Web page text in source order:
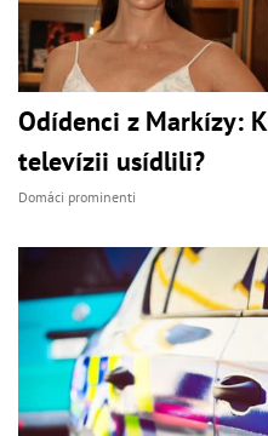
Odídenci z Markízy:
televízii usídlili?
Domáci prominenti